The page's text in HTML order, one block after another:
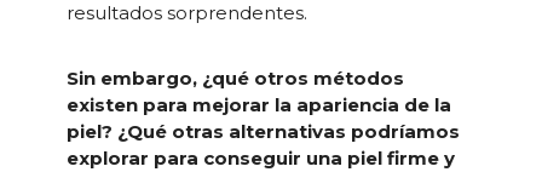
resultados sorprendentes.
Sin embargo, ¿qué otros métodos
existen para mejorar la apariencia de la
piel? ¿Qué otras alternativas podríamos
explorar para conseguir una piel firme y